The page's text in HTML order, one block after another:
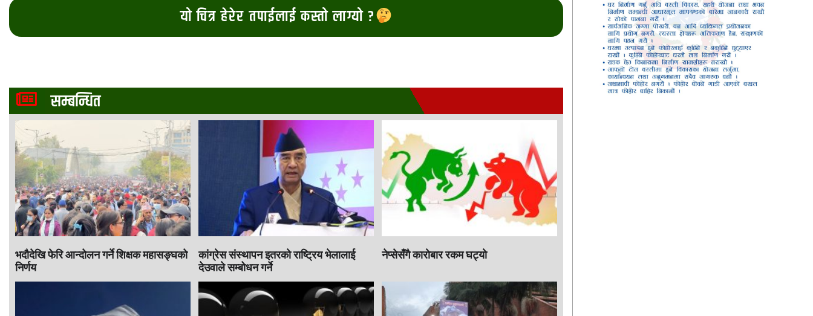
यो चित्र हेरेर तपाईलाई कस्तो लाग्यो ?
सम्बन्धित
भदौदेखि फेरि आन्दोलन गर्ने शिक्षक महासङ्घको
निर्णय
कांग्रेस संस्थापन इतरको राष्ट्रिय भेलालाई
देउवाले सम्बोधन गर्ने
नेप्सेसँगै काराेबार रकम घट्याे